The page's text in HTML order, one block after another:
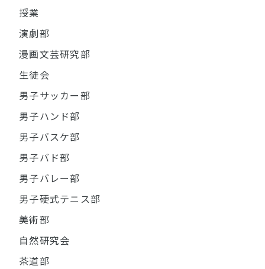
授業
演劇部
漫画文芸研究部
生徒会
男子サッカー部
男子ハンド部
男子バスケ部
男子バド部
男子バレー部
男子硬式テニス部
美術部
自然研究会
茶道部